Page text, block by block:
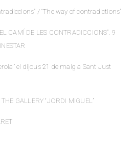
/ “The way of contradictions”
CAMÍ DE LES CONTRADICCIONS”. 9
el dijous 21 de maig a Sant Just
GALLERY “JORDI MIGUEL”